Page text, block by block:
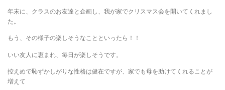
年末に、クラスのお友達と企画し、我が家でクリスマス会を開いてくれまし
た。
もう、その様子の楽しそうなことといったら！！
いい友人に恵まれ、毎日が楽しそうです。
控えめで恥ずかしがりな性格は健在ですが、家でも母を助けてくれることが
増えて